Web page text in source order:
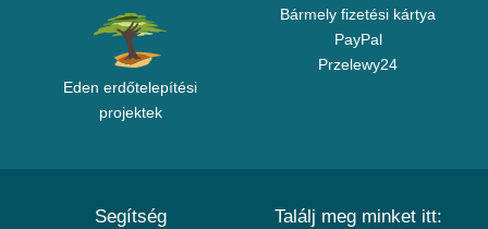
Eden erdőtelepítési
projektek
Bármely fizetési kártya
PayPal
Przelewy24
Segítség Találj meg minket itt: